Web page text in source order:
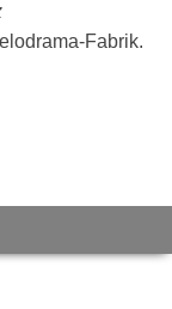
Fabrik.